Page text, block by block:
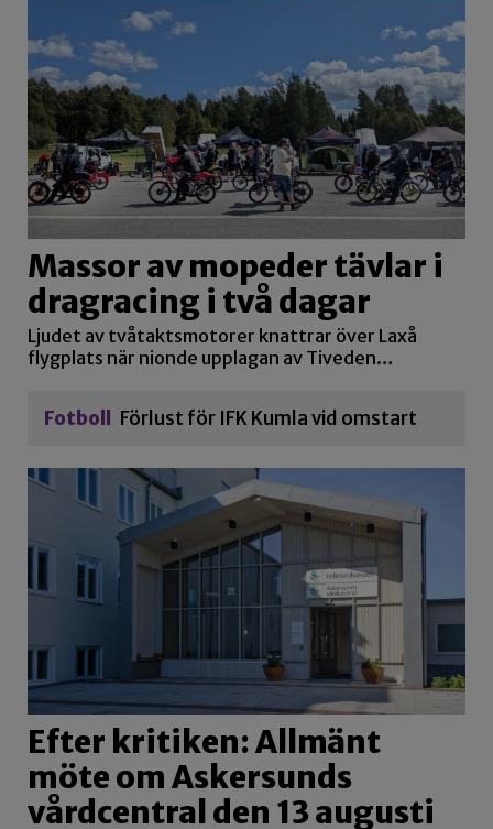
Massor av mopeder tävlar i
dragracing i två dagar
Ljudet av tvåtaktsmotorer knattrar över Laxå
flygplats när nionde upplagan av Tiveden…
Fotboll Förlust för IFK Kumla vid omstart
Efter kritiken: Allmänt
möte om Askersunds
vårdcentral den 13 augusti